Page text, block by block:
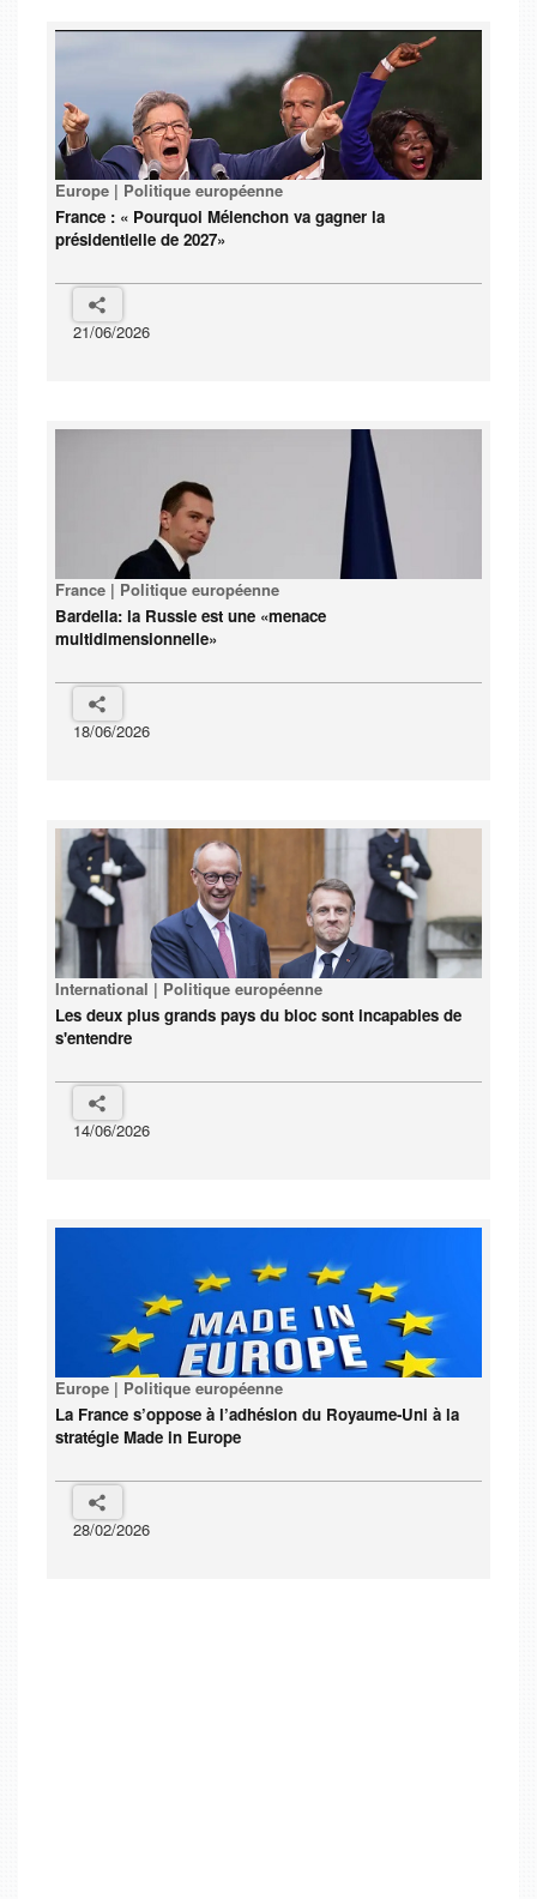
Europe | Politique européenne
France : « Pourquoi Mélenchon va gagner la
présidentielle de 2027»
21/06/2026
France | Politique européenne
Bardella: la Russie est une «menace
multidimensionnelle»
18/06/2026
International | Politique européenne
Les deux plus grands pays du bloc sont incapables de
s'entendre
14/06/2026
Europe | Politique européenne
La France s’oppose à l’adhésion du Royaume-Uni à la
stratégie Made in Europe
28/02/2026